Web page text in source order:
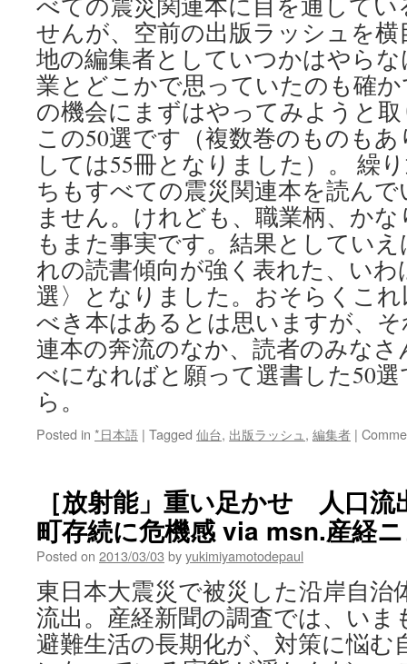
せんが、空前の出版ラッシュを
地の編集者としていつかはやら
業とどこかで思っていたのも確
の機会にまずはやってみようと
この50選です（複数巻のものも
しては55冊となりました）。 繰
ちもすべての震災関連本を読ん
ません。けれども、職業柄、か
もまた事実です。結果としてい
れの読書傾向が強く表れた、いわ
選〉となりました。おそらくこ
べき本はあるとは思いますが、
連本の奔流のなか、読者のみな
べになればと願って選書した50
ら。
Posted in *日本語 | Tagged 仙台, 出版ラッシュ , 編集者 |
［放射能」重い足かせ 人口
町存続に危機感 via msn.産経
Posted on 2013/03/03 byyukimiyamotodepaul
東日本大震災で被災した沿岸自治
流出。産経新聞の調査では、いま
避難生活の長期化が、対策に悩む